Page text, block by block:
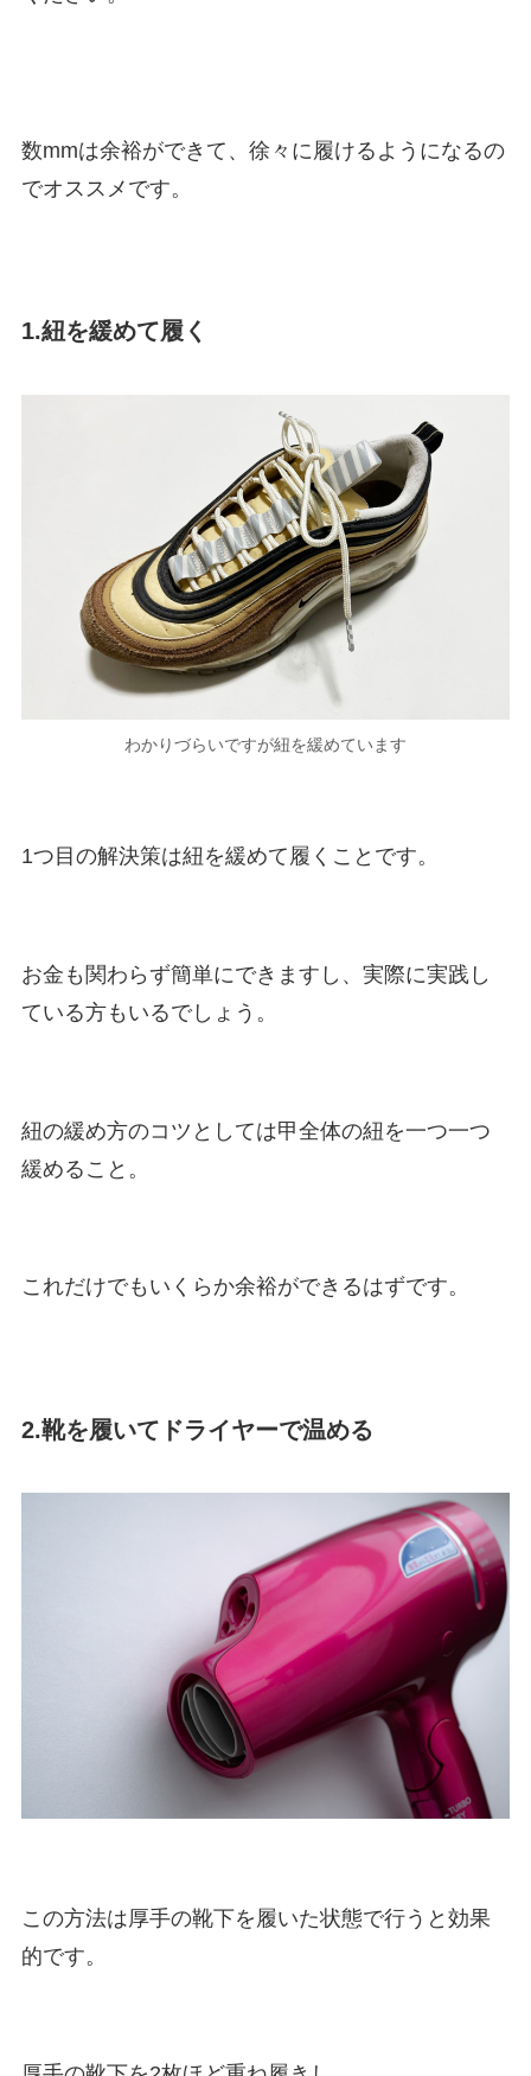
数mmは余裕ができて、徐々に履けるようになるの
でオススメです。
1.紐を緩めて履く
わかりづらいですが紐を緩めています
1つ目の解決策は紐を緩めて履くことです。
お金も関わらず簡単にできますし、実際に実践し
ている方もいるでしょう。
紐の緩め方のコツとしては甲全体の紐を一つ一つ
緩めること。
これだけでもいくらか余裕ができるはずです。
2.靴を履いてドライヤーで温める
この方法は厚手の靴下を履いた状態で行うと効果
的です。